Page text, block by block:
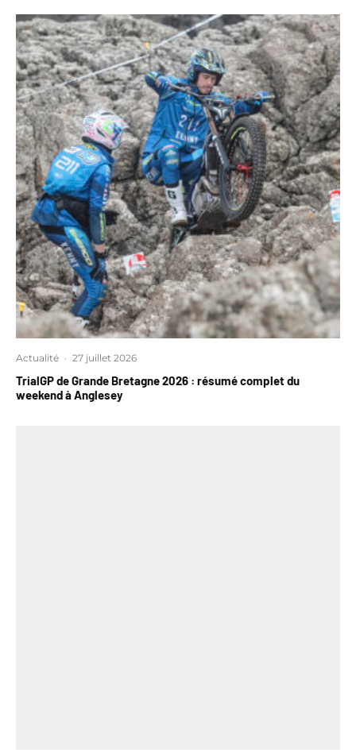
Actualité · 27 juillet 2026
TrialGP de Grande Bretagne 2026 : résumé complet du
weekend à Anglesey